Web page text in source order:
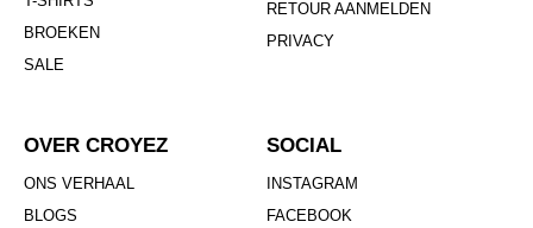
BROEKEN
SALE
RETOUR AANMELDEN
PRIVACY
OVER CROYEZ
ONS VERHAAL
BLOGS
SOCIAL
INSTAGRAM
FACEBOOK